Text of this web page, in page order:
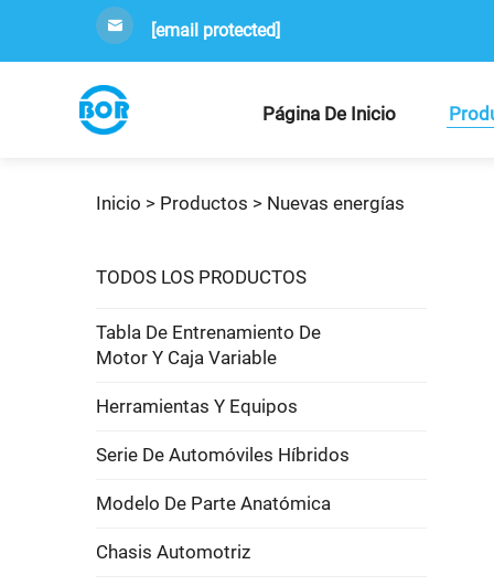
[email protected]
Página De Inicio
Inicio > Productos > Nuevas energías
TODOS LOS PRODUCTOS
Tabla De Entrenamiento De
Motor Y Caja Variable
Herramientas Y Equipos
Serie De Automóviles Híbridos
Modelo De Parte Anatómica
Chasis Automotriz